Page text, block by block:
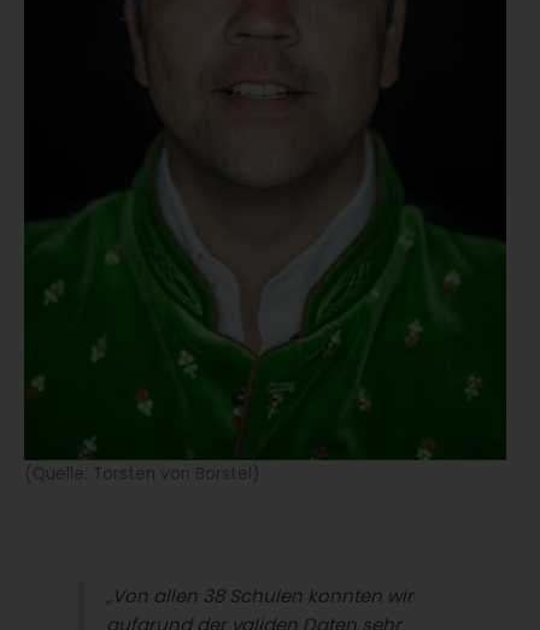
(Quelle: Torsten von Borstel)
„Von allen 38 Schulen konnten wir
aufgrund der validen Daten sehr